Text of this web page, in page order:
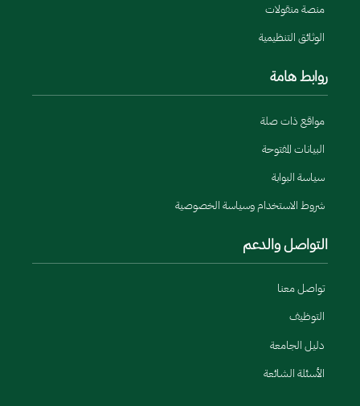
منصة منقولات
الوثائق التنظيمية
روابط هامة
مواقع ذات صلة
البيانات المفتوحة
سياسة البوابة
شروط الاستخدام وسياسة الخصوصية
التواصل والدعم
تواصل معنا
التوظيف
دليل الجامعة
الأسئلة الشائعة